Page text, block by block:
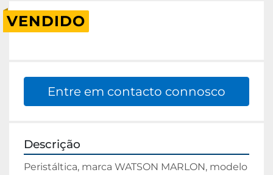
VENDIDO
Entre em contacto connosco
Descrição
Peristáltica, marca WATSON MARLON, modelo